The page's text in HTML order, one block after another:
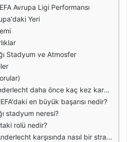
Avrupa Ligi Performansı
Yeri
Stadyum ve Atmosfer
daha önce kaç kez karşılaştı?
en büyük başarısı nedir?
stadyum neresi?
rolü nedir?
karşısında nasıl bir strateji izlemesi bekleniyor?